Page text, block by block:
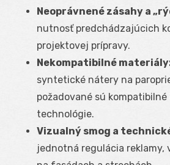
Neoprávnené zásahy a
nutnosť predchádzajúcich
projektovej prípravy.
Nekompatibilné
syntetické nátery na
požadované sú
technológie.
Vizualný smog a
jednotná regulácia reklamy,